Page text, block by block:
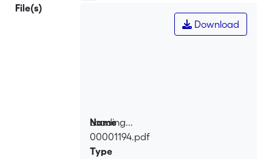
File(s)
Loading...
Loading...
Download
Name
00001194.pdf
Type